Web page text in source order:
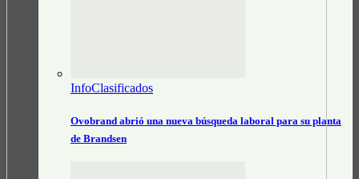
InfoClasificados
Ovobrand abrió una nueva búsqueda laboral para su planta
de Brandsen